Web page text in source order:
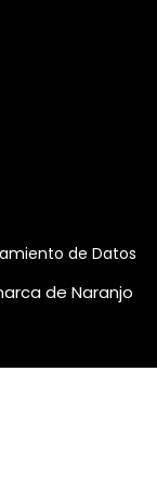
de Naranjo
de Datos